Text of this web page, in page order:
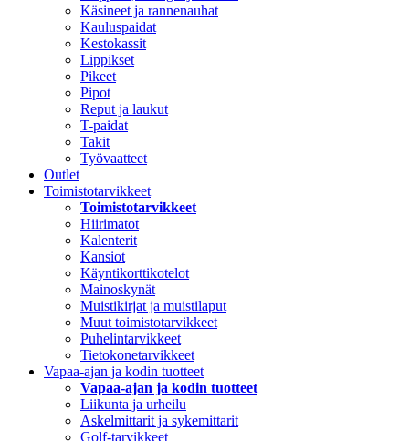
Käsineet ja rannenauhat
Kauluspaidat
Kestokassit
Lippikset
Pikeet
Pipot
Reput ja laukut
T-paidat
Takit
Työvaatteet
Outlet
Toimistotarvikkeet
Toimistotarvikkeet
Hiirimatot
Kalenterit
Kansiot
Käyntikorttikotelot
Mainoskynät
Muistikirjat ja muistilaput
Muut toimistotarvikkeet
Puhelintarvikkeet
Tietokonetarvikkeet
Vapaa-ajan ja kodin tuotteet
Vapaa-ajan ja kodin tuotteet
Liikunta ja urheilu
Askelmittarit ja sykemittarit
Golf-tarvikkeet